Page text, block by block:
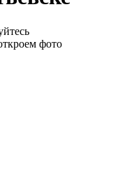
фото